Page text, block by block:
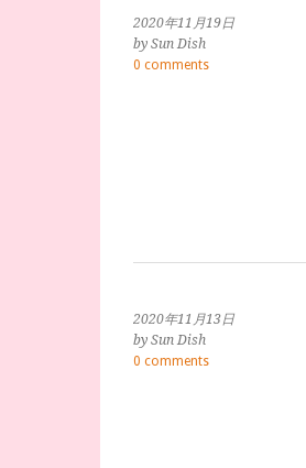
2020年11月19日
by Sun Dish
0 comments
2020年11月13日
by Sun Dish
0 comments